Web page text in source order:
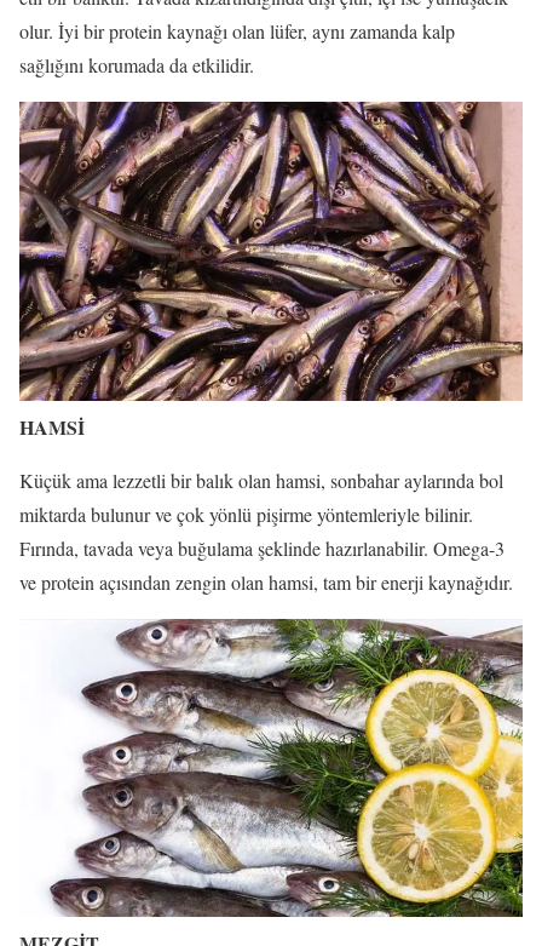
olur. İyi bir protein kaynağı olan lüfer, aynı zamanda kalp
sağlığını korumada da etkilidir.
HAMSİ
Küçük ama lezzetli bir balık olan hamsi, sonbahar aylarında bol
miktarda bulunur ve çok yönlü pişirme yöntemleriyle bilinir.
Fırında, tavada veya buğulama şeklinde hazırlanabilir. Omega-3
ve protein açısından zengin olan hamsi, tam bir enerji kaynağıdır.